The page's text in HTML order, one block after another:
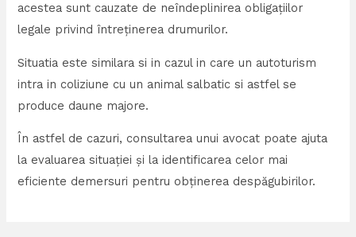
acestea sunt cauzate de neîndeplinirea obligațiilor
legale privind întreținerea drumurilor.
Situatia este similara si in cazul in care un autoturism
intra in coliziune cu un animal salbatic si astfel se
produce daune majore.
În astfel de cazuri, consultarea unui avocat poate ajuta
la evaluarea situației și la identificarea celor mai
eficiente demersuri pentru obținerea despăgubirilor.